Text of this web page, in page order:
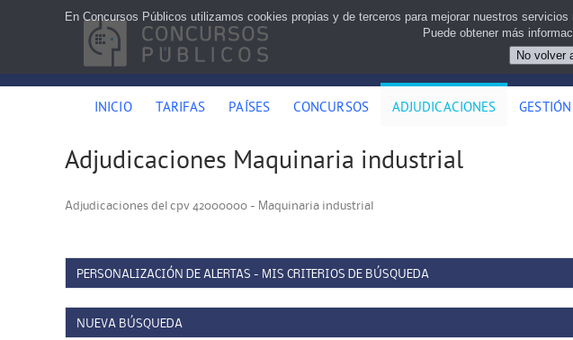
INICIO TARIFAS PAÍSES CONCURSOS ADJUDICACIONES
Adjudicaciones Maquinaria industrial
Adjudicaciones del cpv 42000000 - Maquinaria industrial
PERSONALIZACIÓN DE ALERTAS - MIS CRITERIOS DE BÚSQUEDA
NUEVA BÚSQUEDA
En Concursos Públicos utilizamos cookies propias y de terceros para mejorar nuestros
Puede obtener más